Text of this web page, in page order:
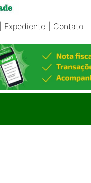
Expediente Contato